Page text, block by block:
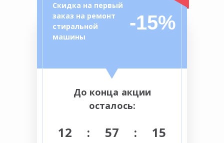
12 : 57 : 14
До конца акции
осталось:
Скидка на первый
заказ на ремонт
стиральной
машины
-15%